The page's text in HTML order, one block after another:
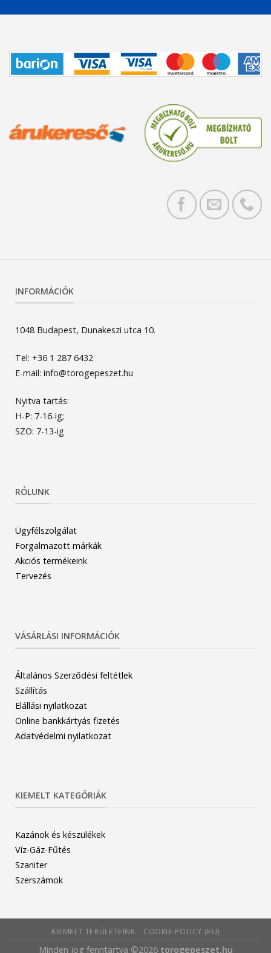
INFORMÁCIÓK
1048 Budapest, Dunakeszi utca 10.
Tel: +36 1 287 6432
E-mail: info@torogepeszet.hu
Nyitva tartás:
H-P: 7-16-ig;
SZO: 7-13-ig
RÓLUNK
Ügyfélszolgálat
Forgalmazott márkák
Akciós termékeink
Tervezés
VÁSÁRLÁSI INFORMÁCIÓK
Általános Szerződési feltétlek
Szállítás
Elállási nyilatkozat
Online bankkártyás fizetés
Adatvédelmi nyilatkozat
KIEMELT KATEGÓRIÁK
Kazánok és készülékek
Víz-Gáz-Fűtés
Szaniter
Szerszámok
KIEMELT TERÜLETEINK COOKIE POLICY (EU)
Minden jog fenntartva ©2026 torogepeszet.hu